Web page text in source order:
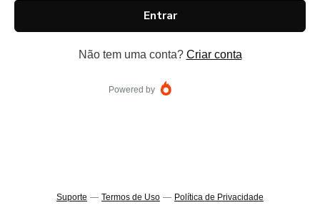
Entrar
Não tem uma conta? Criar conta
Powered by
Suporte — Termos de Uso — Política de Privacidade